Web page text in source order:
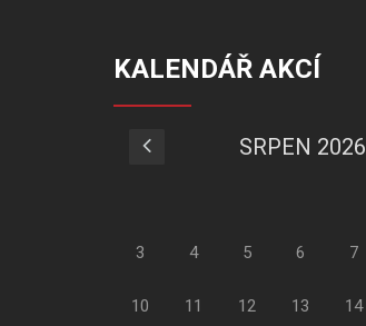
KALENDÁŘ AKCÍ
SRPEN 2026
3 4 5 6 7
10 11 12 13 14